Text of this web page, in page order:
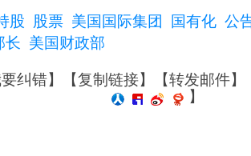
股 股票 美国国际集团 国有化 公
长 美国财政部
纠错】【复制链接】【转发邮件】
】